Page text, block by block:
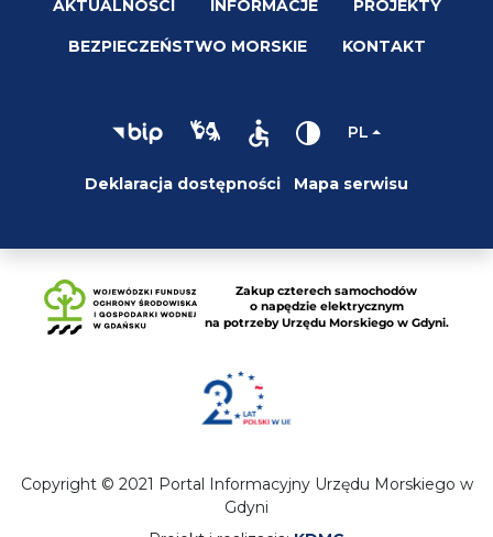
AKTUALNOŚCI INFORMACJE PROJEKTY
BEZPIECZEŃSTWO MORSKIE KONTAKT
PL
Deklaracja dostępności Mapa serwisu
Copyright © 2021 Portal Informacyjny Urzędu Morskiego w
Gdyni